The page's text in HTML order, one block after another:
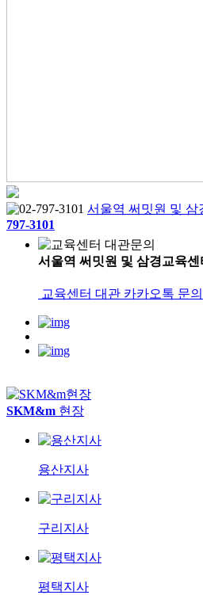
서울역 써밋원 및 삼
797-3101
서울역 써밋원 및 삼경교육센
교육센터 대관 카카오톡 문의
SKM&m 현장
용산지사
구리지사
평택지사